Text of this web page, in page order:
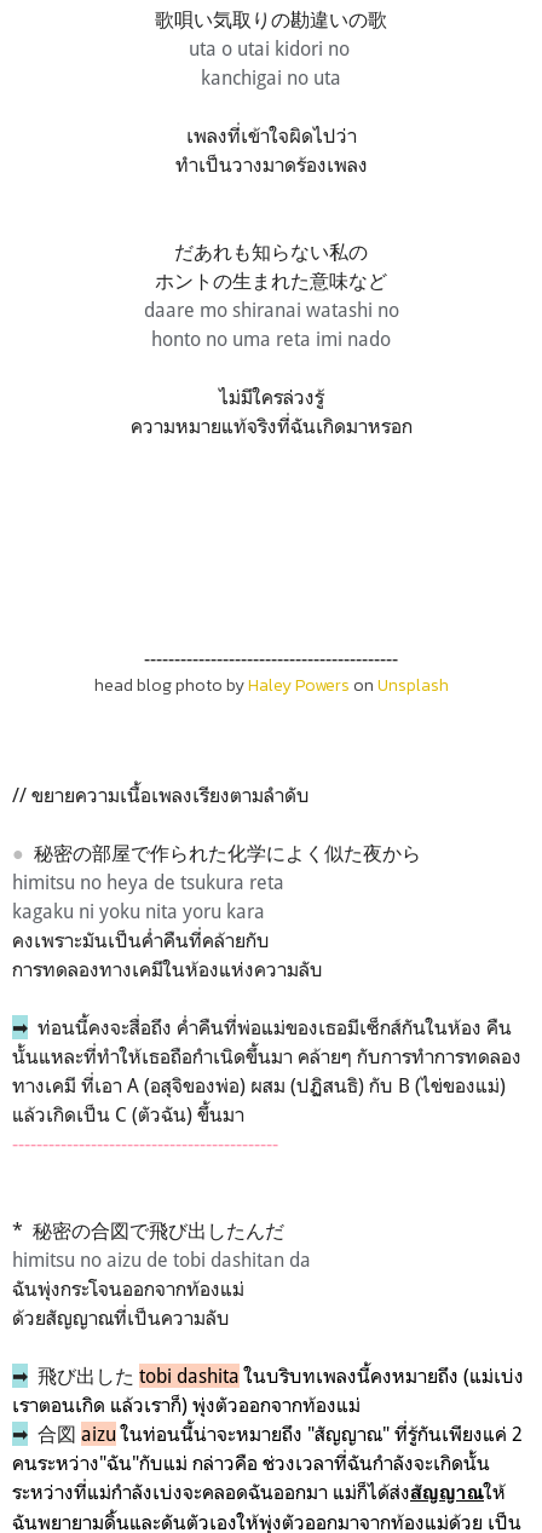
歌唄い気取りの勘違いの歌
uta o utai kidori no
kanchigai no uta
เพลงที่เข้าใจผิดไปว่า
ทำเป็นวางมาดร้องเพลง
だあれも知らない私の
ホントの生まれた意味など
daare mo shiranai watashi no
honto no uma reta imi nado
ไม่มีใครล่วงรู้
ความหมายแท้จริงที่ฉันเกิดมาหรอก
------------------------------------------
head blog photo byHaley Powers onUnsplash
// ขยายความเนื้อเพลงเรียงตามลำดับ
● 秘密の部屋で作られた化学によく似た夜から
himitsu no heya de tsukura reta
kagaku ni yoku nita yoru kara
คงเพราะมันเป็นค่ำคืนที่คล้ายกับ
การทดลองทางเคมีในห้องแห่งความลับ
➡ ท่อนนี้คงจะสื่อถึง ค่ำคืนที่พ่อแม่ของเธอมีเซ็กส์กันในห้อง คืน
นั้นแหละที่ทำให้เธอถือกำเนิดขึ้นมา คล้ายๆ กับการทำการทดลอง
ทางเคมี ที่เอา A (อสุจิของพ่อ) ผสม (ปฏิสนธิ) กับ B (ไข่ของแม่)
แล้วเกิดเป็น C (ตัวฉัน) ขึ้นมา
--------------------------------------------
* 秘密の合図で飛び出したんだ
himitsu no aizu de tobi dashitan da
ฉันพุ่งกระโจนออกจากท้องแม่
ด้วยสัญญาณที่เป็นความลับ
➡ 飛び出した tobi dashita ในบริบทเพลงนี้คงหมายถึง (แม่เบ่ง
เราตอนเกิด แล้วเราก็) พุ่งตัวออกจากท้องแม่
➡ 合図 aizu ในท่อนนี้น่าจะหมายถึง "สัญญาณ" ที่รู้กันเพียงแค่ 2
คนระหว่าง"ฉัน"กับแม่ กล่าวคือ ช่วงเวลาที่ฉันกำลังจะเกิดนั้น
ระหว่างที่แม่กำลังเบ่งจะคลอดฉันออกมา แม่ก็ได้ส่งสัญญาณให้
ฉันพยายามดิ้นและดันตัวเองให้พุ่งตัวออกมาจากท้องแม่ด้วย เป็น